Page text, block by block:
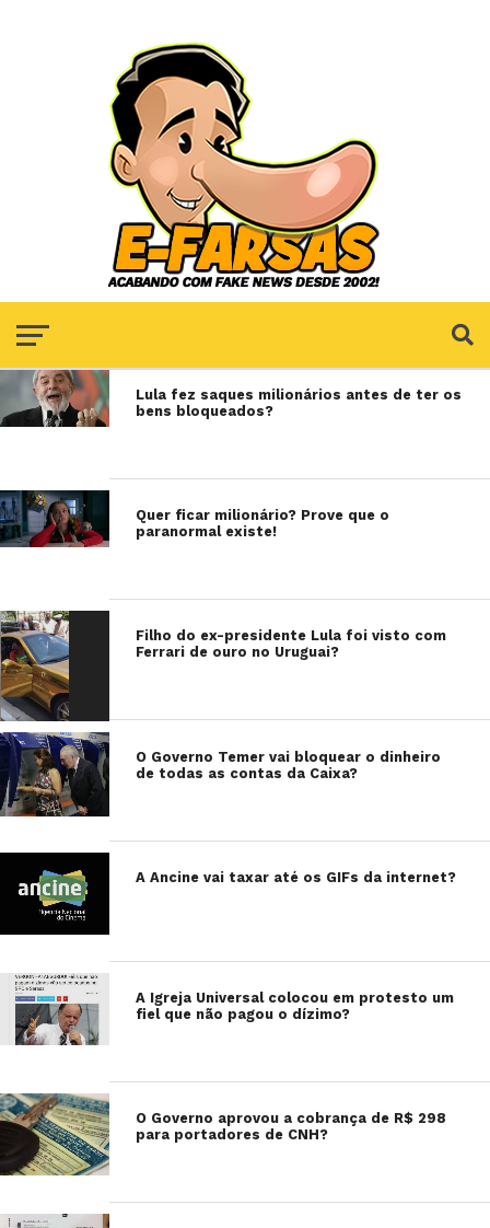
Lula fez saques milionários antes de ter os
bens bloqueados?
Quer ficar milionário? Prove que o
paranormal existe!
Filho do ex-presidente Lula foi visto com
Ferrari de ouro no Uruguai?
O Governo Temer vai bloquear o dinheiro
de todas as contas da Caixa?
A Ancine vai taxar até os GIFs da internet?
A Igreja Universal colocou em protesto um
fiel que não pagou o dízimo?
O Governo aprovou a cobrança de R$ 298
para portadores de CNH?